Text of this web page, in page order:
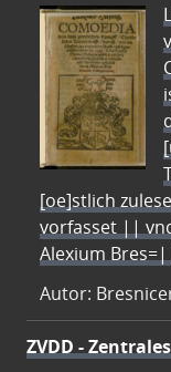
[oe]stlich
vorfasset ||
Alexium
Autor:
ZVDD -